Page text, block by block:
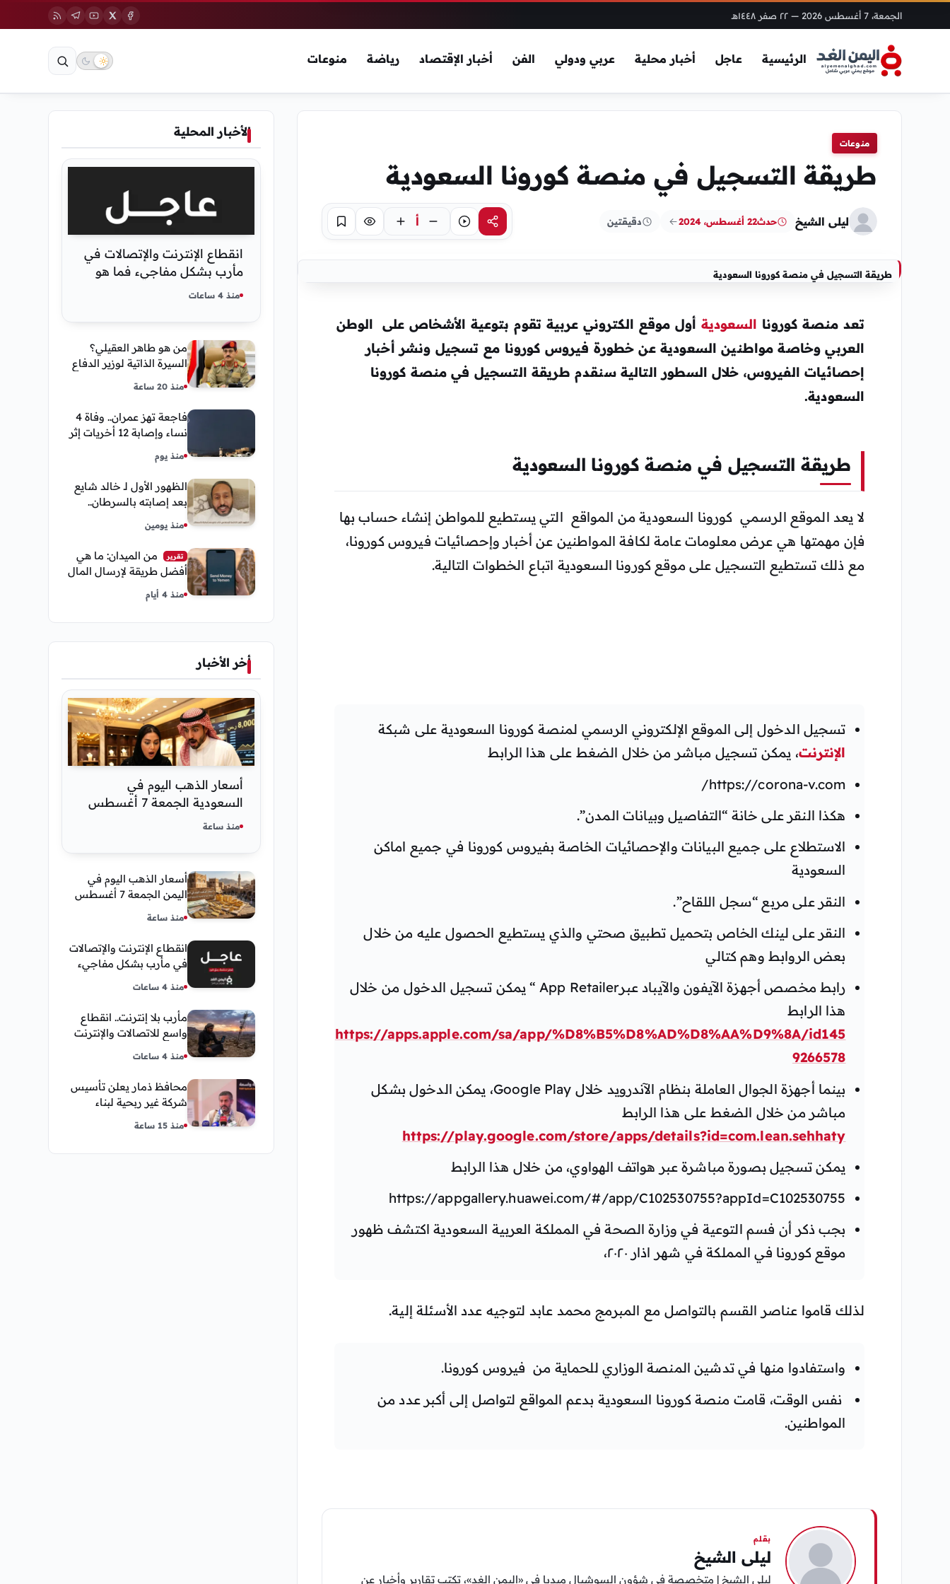
الجمعة، 7 أغسطس 2026 — ٢٢ صفر ١٤٤٨هـ
الرئيسية عاجل أخبار محلية عربي ودولي الفن أخبار الإقتصاد رياضة منوعات
منوعات
طريقة التسجيل في منصة كورونا السعودية
ليلى الشيخ حدث22 أغسطس، 2024 دقيقتين مشاركةاستماع أ تركيز حفظ
طريقة التسجيل في منصة كورونا السعودية
تعد منصة كورونا السعودية أول موقع الكتروني عربية تقوم بتوعية الأشخاص على الوطن
العربي وخاصة مواطنين السعودية عن خطورة فيروس كورونا مع تسجيل ونشر أخبار
إحصائيات الفيروس، خلال السطور التالية سنقدم طريقة التسجيل في منصة كورونا
السعودية.
طريقة التسجيل في منصة كورونا السعودية
لا يعد الموقع الرسمي كورونا السعودية من المواقع التي يستطيع للمواطن إنشاء حساب بها
فإن مهمتها هي عرض معلومات عامة لكافة المواطنين عن أخبار وإحصائيات فيروس كورونا،
مع ذلك تستطيع التسجيل على موقع كورونا السعودية اتباع الخطوات التالية.
تسجيل الدخول إلى الموقع الإلكتروني الرسمي لمنصة كورونا السعودية على شبكة
الإنترنت، يمكن تسجيل مباشر من خلال الضغط على هذا الرابط
https://corona-v.com/
هكذا النقر على خانة “التفاصيل وبيانات المدن”.
الاستطلاع على جميع البيانات والإحصائيات الخاصة بفيروس كورونا في جميع اماكن
السعودية
النقر على مربع “سجل اللقاح”.
النقر على لينك الخاص بتحميل تطبيق صحتي والذي يستطيع الحصول عليه من خلال
بعض الروابط وهم كتالي
رابط مخصص أجهزة الآيفون والآيباد عبرApp Retailer “ يمكن تسجيل الدخول من خلال
هذا الرابط
https://apps.apple.com/sa/app/%D8%B5%D8%AD%D8%AA%D9%8A/id145
9266578
بينما أجهزة الجوال العاملة بنظام الآندرويد خلال Google Play، يمكن الدخول بشكل
مباشر من خلال الضغط على هذا الرابط
https://play.google.com/store/apps/details?id=com.lean.sehhaty
يمكن تسجيل بصورة مباشرة عبر هواتف الهواوي، من خلال هذا الرابط
https://appgallery.huawei.com/#/app/C102530755?appId=C102530755
بجب ذكر أن فسم التوعية في وزارة الصحة في المملكة العربية السعودية اكتشف ظهور
موقع كورونا في المملكة في شهر اذار ٢٠٢٠،
لذلك قاموا عناصر القسم بالتواصل مع المبرمج محمد عابد لتوجيه عدد الأسئلة إلية.
واستفادوا منها في تدشين المنصة الوزاري للحماية من فيروس كورونا.
نفس الوقت، قامت منصة كورونا السعودية بدعم المواقع لتواصل إلى أكبر عدد من
المواطنين.
بقلم
ليلى الشيخ
ليلى الشيخ | متخصصة في شؤون السوشيال ميديا في «اليمن الغد»، تكتب تقارير وأخبار عن
الأخبار المحلية
انقطاع الإنترنت والإتصالات في
مأرب بشكل مفاجيء فما هو
سبب ذلك
منذ 4 ساعات
من هو طاهر العقيلي؟
السيرة الذاتية لوزير الدفاع
مناصبه
منذ 20 ساعة
فاجعة تهز عمران.. وفاة 4
نساء وإصابة 12 أخريات إثر
اجتماعية
منذ يوم
الظهور الأول لـ خالد شايع
بعد إصابته بالسرطان..
رحلة العلاج
منذ يومين
تقرير
من الميدان: ما هي
أفضل طريقة لإرسال المال
إلى اليمن من السعودية
وأمريكا
منذ 4 أيام
أخر الأخبار
أسعار الذهب اليوم في
السعودية الجمعة 7 أغسطس
2026 — تحديث مباشر
منذ ساعة
أسعار الذهب اليوم في
اليمن الجمعة 7 أغسطس
وعدن
منذ ساعة
انقطاع الإنترنت والإتصالات
في مأرب بشكل مفاجيء
منذ 4 ساعات
مأرب بلا إنترنت.. انقطاع
واسع للاتصالات والإنترنت
المحافظة
منذ 4 ساعات
محافظ ذمار يعلن تأسيس
شركة غير ربحية لبناء
منذ 15 ساعة